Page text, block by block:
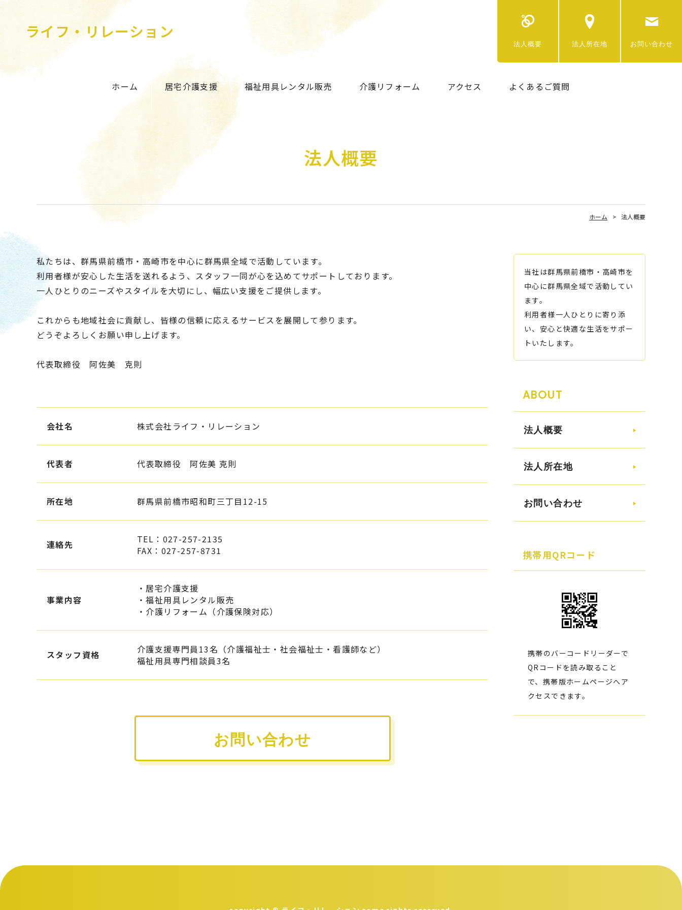
ライフ・リレーション
法人概要 法人所在地 お問い合わせ
ホーム 居宅介護支援 福祉用具レンタル販売 介護リフォーム アクセス よくあるご質問
法人概要
ホーム 法人概要
私たちは、群馬県前橋市・高崎市を中心に群馬県全域で活動しています。
利用者様が安心した生活を送れるよう、スタッフ一同が心を込めてサポートしております。
一人ひとりのニーズやスタイルを大切にし、幅広い支援をご提供します。
これからも地域社会に貢献し、皆様の信頼に応えるサービスを展開して参ります。
どうぞよろしくお願い申し上げます。
代表取締役 阿佐美 克則
会社名 株式会社ライフ・リレーション
代表者 代表取締役 阿佐美 克則
所在地 群馬県前橋市昭和町三丁目12-15
連絡先
TEL：027-257-2135
FAX：027-257-8731
事業内容
・居宅介護支援
・福祉用具レンタル販売
・介護リフォーム（介護保険対応）
スタッフ資格
介護支援専門員13名（介護福祉士・社会福祉士・看護師など）
福祉用具専門相談員3名
お問い合わせ
当社は群馬県前橋市・高崎市を
中心に群馬県全域で活動してい
ます。
利用者様一人ひとりに寄り添
い、安心と快適な生活をサポー
トいたします。
ABOUT
法人概要
法人所在地
お問い合わせ
携帯用QRコード
携帯のバーコードリーダーで
QRコードを読み取ること
で、携帯版ホームページへア
クセスできます。